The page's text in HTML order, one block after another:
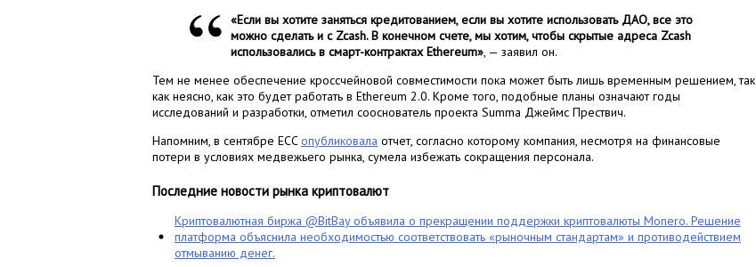
«Если вы хотите заняться кредитованием, если вы хотите использовать ДАО, все это
можно сделать и с Zcash. В конечном счете, мы хотим, чтобы скрытые адреса Zcash
использовались в смарт-контрактах Ethereum», — заявил он.
Тем не менее обеспечение кроссчейновой совместимости пока может быть лишь временным решением, так
как неясно, как это будет работать в Ethereum 2.0. Кроме того, подобные планы означают годы
исследований и разработки, отметил сооснователь проекта Summa Джеймс Прествич.
Напомним, в сентябре ECCопубликовала отчет, согласно которому компания, несмотря на финансовые
потери в условиях медвежьего рынка, сумела избежать сокращения персонала.
Последние новости рынка криптовалют
Криптовалютная биржа @BitBay объявила о прекращении поддержки криптовалюты Monero. Решение
платформа объяснила необходимостью соответствовать «рыночным стандартам» и противодействием
отмыванию денег.